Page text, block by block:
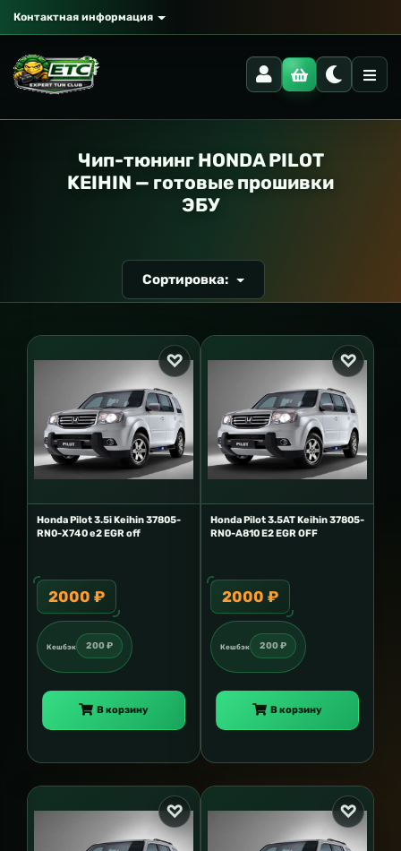
Контактная информация
Чип-тюнинг HONDA PILOT
KEIHIN — готовые прошивки
ЭБУ
Сортировка:
Honda Pilot 3.5i Keihin 37805-
RN0-X740 e2 EGR off
2000 ₽
Кешбэк 200 ₽
В корзину
Honda Pilot 3.5AT Keihin 37805-
RN0-A810 E2 EGR OFF
2000 ₽
Кешбэк 200 ₽
В корзину